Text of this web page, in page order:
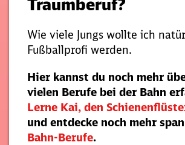
Traumberuf?
Wie viele Jungs wollte ich
Fußballprofi werden.
Hier kannst du noch mehr
vielen Berufe bei der Bahn
Lerne Kai, den
und entdecke noch mehr
Bahn-Berufe.